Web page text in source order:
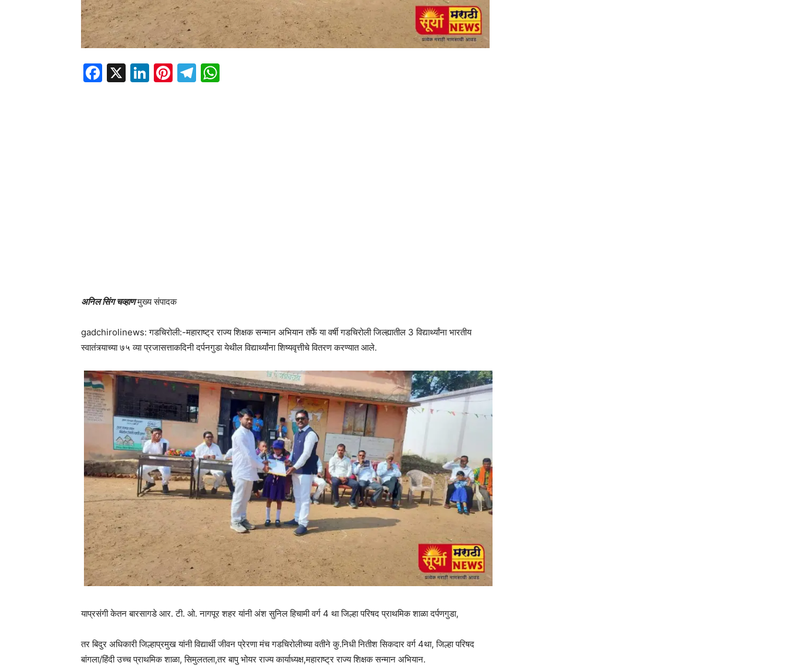
Facebook
X LinkedIn
Pinterest
Telegram
अनिल सिंग चव्हाणमुख्य संपादक
gadchirolinews: गडचिरोली:-महाराष्ट्र राज्य शिक्षक सन्मान अभियान तर्फे या वर्षी गडचिरोली जिल्ह्यातील 3 विद्यार्थ्यांना भारतीय
स्वातंत्र्याच्या ७५ व्या प्रजासत्ताकदिनी दर्पनगुडा येथील विद्यार्थ्यांना शिष्यवृत्तीचे वितरण करण्यात आले.
याप्रसंगी केतन बारसागडे आर. टी. ओ. नागपूर शहर यांनी अंश सुनिल हिचामी वर्ग 4 था जिल्हा परिषद प्राथमिक शाळा दर्पणगुडा,
तर बिदुर अधिकारी जिल्हाप्रमुख यांनी विद्यार्थी जीवन प्रेरणा मंच गडचिरोलीच्या वतीने कु.निधी नितीश सिकदार वर्ग 4था, जिल्हा परिषद
बांगला/हिंदी उच्च प्राथमिक शाळा, सिमुलतला,तर बापु भोयर राज्य कार्याध्यक्ष,महाराष्ट्र राज्य शिक्षक सन्मान अभियान.